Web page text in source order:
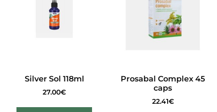
Silver Sol 118ml
27.00€
Prosabal Complex 45
caps
22.41€